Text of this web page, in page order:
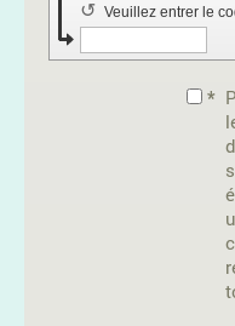
Veuillez entrer le
↺
*